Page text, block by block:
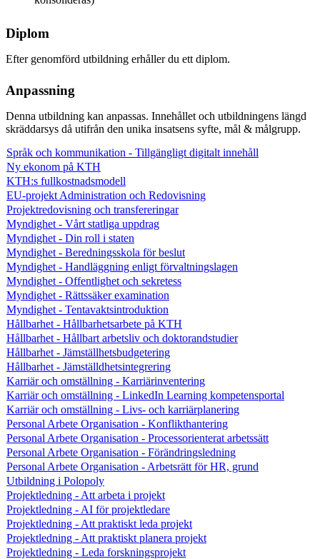
Diplom
Efter genomförd utbildning erhåller du ett diplom.
Anpassning
Denna utbildning kan anpassas. Innehållet och utbildningens längd
skräddarsys då utifrån den unika insatsens syfte, mål & målgrupp.
Språk och kommunikation - Tillgängligt digitalt innehåll
Ny ekonom på KTH
KTH:s fullkostnadsmodell
EU-projekt Administration och Redovisning
Projektredovisning och transfereringar
Myndighet - Vårt statliga uppdrag
Myndighet - Din roll i staten
Myndighet - Beredningsskola för beslut
Myndighet - Handläggning enligt förvaltningslagen
Myndighet - Offentlighet och sekretess
Myndighet - Rättssäker examination
Myndighet - Tentavaktsintroduktion
Hållbarhet - Hållbarhetsarbete på KTH
Hållbarhet - Hållbart arbetsliv och doktorandstudier
Hållbarhet - Jämställhetsbudgetering
Hållbarhet - Jämställdhetsintegrering
Karriär och omställning - Karriärinventering
Karriär och omställning - LinkedIn Learning kompetensportal
Karriär och omställning - Livs- och karriärplanering
Personal Arbete Organisation - Konflikthantering
Personal Arbete Organisation - Processorienterat arbetssätt
Personal Arbete Organisation - Förändringsledning
Personal Arbete Organisation - Arbetsrätt för HR, grund
Utbildning i Polopoly
Projektledning - Att arbeta i projekt
Projektledning - AI för projektledare
Projektledning - Att praktiskt leda projekt
Projektledning - Att praktiskt planera projekt
Projektledning - Leda forskningsprojekt